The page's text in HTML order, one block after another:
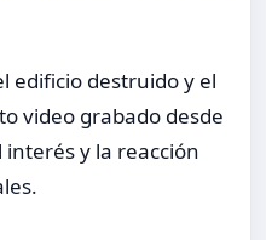
edificio destruido y el
video grabado desde
y la reacción